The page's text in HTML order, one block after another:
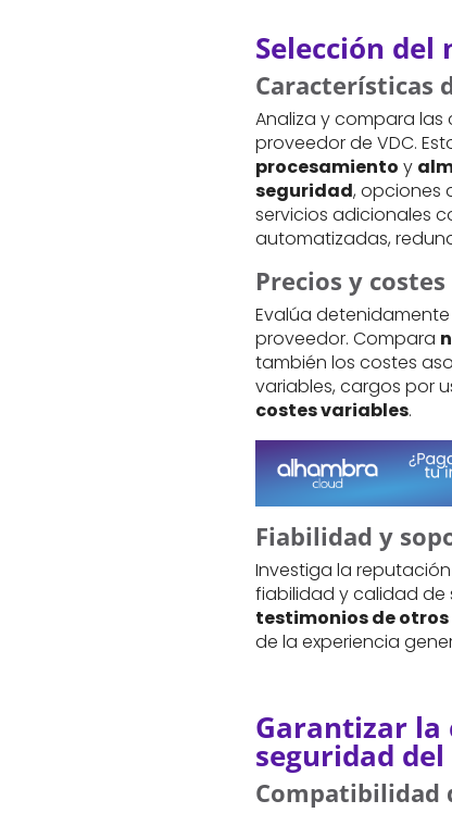
Selección del
Características
Analiza y compara
proveedor de VDC.
procesamiento y
seguridad, opciones
servicios adicionales
automatizadas,
Precios y costes
Evalúa
proveedor. Compara
también los costes
variables, cargos por
costes variables.
Fiabilidad y
Investiga la
fiabilidad y calidad de
testimonios de
de la experiencia
Garantizar
seguridad
Compatibilidad